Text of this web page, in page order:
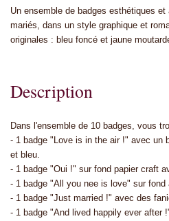
Un ensemble de badges esthétiques
mariés, dans un style graphique et
originales : bleu foncé et jaune
Description
Dans l'ensemble de 10 badges, vous
- 1 badge "Love is in the air !" avec un
et bleu.
- 1 badge "Oui !" sur fond papier craft
- 1 badge "All you nee is love" sur
- 1 badge "Just married !" avec des
- 1 badge "And lived happily ever after